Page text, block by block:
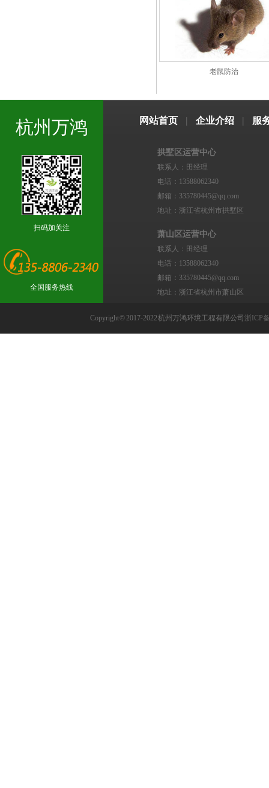
老鼠防治
杭州万鸿
扫码加关注
全国服务热线
网站首页 | 企业介绍 | 服
拱墅区运营中心
联系人：田经理
电话：13588062340
邮箱：335780445@qq.com
地址：浙江省杭州市拱墅区
萧山区运营中心
联系人：田经理
电话：13588062340
邮箱：335780445@qq.com
地址：浙江省杭州市萧山区
Copyright © 2017-2022 杭州万鸿环境工程有限公司浙ICP